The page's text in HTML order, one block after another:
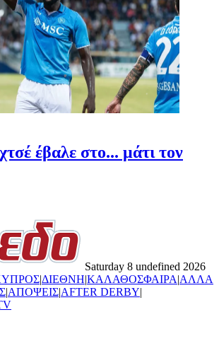
έβαλε στο... μάτι τον
Saturday 8 undefined 2026
|ΔΙΕΘΝΗ|ΚΑΛΑΘΟΣΦΑΙΡΑ|ΑΛΛΑ
|ΑΠΟΨΕΙΣ|AFTER DERBY|